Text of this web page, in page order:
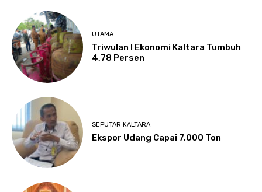
UTAMA
Triwulan I Ekonomi Kaltara Tumbuh
4,78 Persen
SEPUTAR KALTARA
Ekspor Udang Capai 7.000 Ton